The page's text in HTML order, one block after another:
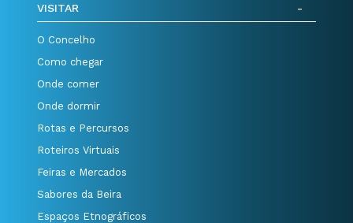
VISITAR
O Concelho
Como chegar
Onde comer
Onde dormir
Rotas e Percursos
Roteiros Virtuais
Feiras e Mercados
Sabores da Beira
Espaços Etnográficos